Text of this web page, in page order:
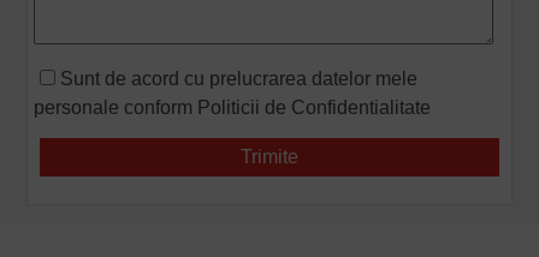
Sunt de acord cu prelucrarea datelor mele
personale conform Politicii de Confidentialitate